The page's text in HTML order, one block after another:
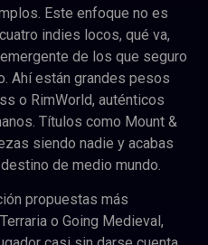
Este enfoque no es
indies locos, qué va,
de los que seguro
Ahí están grandes pesos
o RimWorld, auténticos
Títulos como Mount &
siendo nadie y acabas
de medio mundo.
propuestas más
o Going Medieval,